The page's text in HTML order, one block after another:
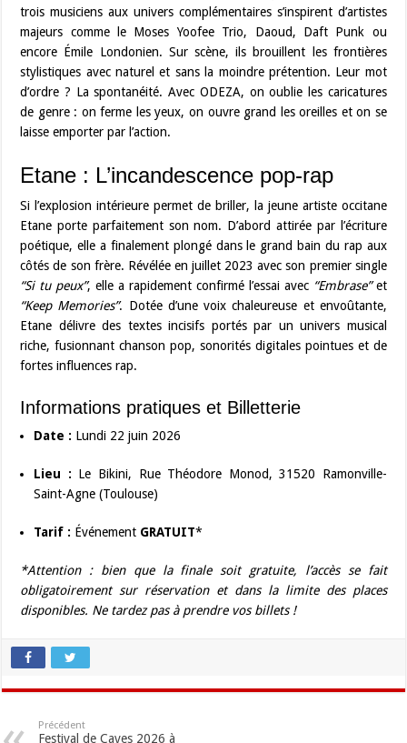
trois musiciens aux univers complémentaires s’inspirent d’artistes
majeurs comme le Moses Yoofee Trio, Daoud, Daft Punk ou
encore Émile Londonien. Sur scène, ils brouillent les frontières
stylistiques avec naturel et sans la moindre prétention. Leur mot
d’ordre ? La spontanéité. Avec ODEZA, on oublie les caricatures
de genre : on ferme les yeux, on ouvre grand les oreilles et on se
laisse emporter par l’action.
Etane : L’incandescence pop-rap
Si l’explosion intérieure permet de briller, la jeune artiste occitane
Etane porte parfaitement son nom. D’abord attirée par l’écriture
poétique, elle a finalement plongé dans le grand bain du rap aux
côtés de son frère. Révélée en juillet 2023 avec son premier single
“Si tu peux”, elle a rapidement confirmé l’essai avec “Embrase”et
“Keep Memories”. Dotée d’une voix chaleureuse et envoûtante,
Etane délivre des textes incisifs portés par un univers musical
riche, fusionnant chanson pop, sonorités digitales pointues et de
fortes influences rap.
Informations pratiques et Billetterie
Date : Lundi 22 juin 2026
Lieu : Le Bikini, Rue Théodore Monod, 31520 Ramonville-
Saint-Agne (Toulouse)
Tarif : Événement GRATUIT*
*Attention : bien que la finale soit gratuite, l’accès se fait
obligatoirement sur réservation et dans la limite des places
disponibles. Ne tardez pas à prendre vos billets !
Précédent
Festival de Caves 2026 à